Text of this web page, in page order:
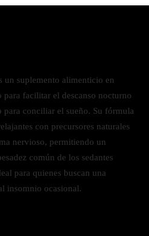
un suplemento alimenticio en
para facilitar el descanso nocturno
para conciliar el sueño. Su fórmula
con precursores naturales
nervioso, permitiendo un
común de los sedantes
para quienes buscan una
insomnio ocasional.